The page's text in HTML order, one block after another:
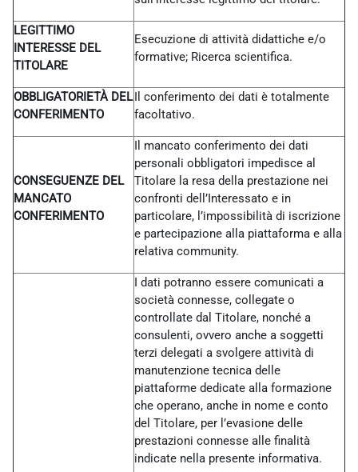
LEGITTIMO
INTERESSE DEL
TITOLARE
Esecuzione di attività didattiche e/o
formative; Ricerca scientifica.
OBBLIGATORIETÀ DEL
CONFERIMENTO
Il conferimento dei dati è totalmente
facoltativo.
CONSEGUENZE DEL
MANCATO
CONFERIMENTO
Il mancato conferimento dei dati
personali obbligatori impedisce al
Titolare la resa della prestazione nei
confronti dell’Interessato e in
particolare, l’impossibilità di iscrizione
e partecipazione alla piattaforma e alla
relativa community.
I dati potranno essere comunicati a
società connesse, collegate o
controllate dal Titolare, nonché a
consulenti, ovvero anche a soggetti
terzi delegati a svolgere attività di
manutenzione tecnica delle
piattaforme dedicate alla formazione
che operano, anche in nome e conto
del Titolare, per l’evasione delle
prestazioni connesse alle finalità
indicate nella presente informativa.